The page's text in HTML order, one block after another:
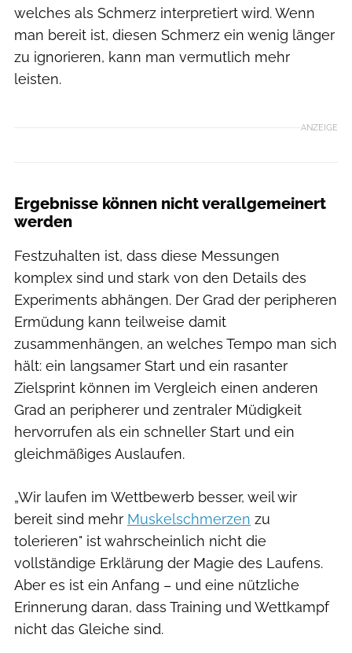
welches als Schmerz interpretiert wird. Wenn
man bereit ist, diesen Schmerz ein wenig länger
zu ignorieren, kann man vermutlich mehr
leisten.
ANZEIGE
Ergebnisse können nicht verallgemeinert
werden
Festzuhalten ist, dass diese Messungen
komplex sind und stark von den Details des
Experiments abhängen. Der Grad der peripheren
Ermüdung kann teilweise damit
zusammenhängen, an welches Tempo man sich
hält: ein langsamer Start und ein rasanter
Zielsprint können im Vergleich einen anderen
Grad an peripherer und zentraler Müdigkeit
hervorrufen als ein schneller Start und ein
gleichmäßiges Auslaufen.
„Wir laufen im Wettbewerb besser, weil wir
bereit sind mehr Muskelschmerzen zu
tolerieren" ist wahrscheinlich nicht die
vollständige Erklärung der Magie des Laufens.
Aber es ist ein Anfang – und eine nützliche
Erinnerung daran, dass Training und Wettkampf
nicht das Gleiche sind.